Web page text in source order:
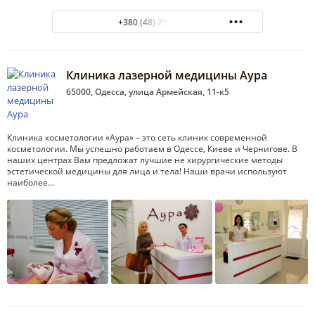
+380 (48) 798-29-25
Клиника лазерной медицины Аура
65000, Одесса, улица Армейская, 11-к5
Клиника косметологии «Аура» – это сеть клиник современной
косметологии. Мы успешно работаем в Одессе, Киеве и Чернигове. В
наших центрах Вам предложат лучшие не хирургические методы
эстетической медицины для лица и тела! Наши врачи используют
наиболее…